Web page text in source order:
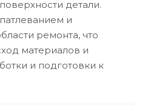
детали.
и
ремонта, что
материалов и
и подготовки к